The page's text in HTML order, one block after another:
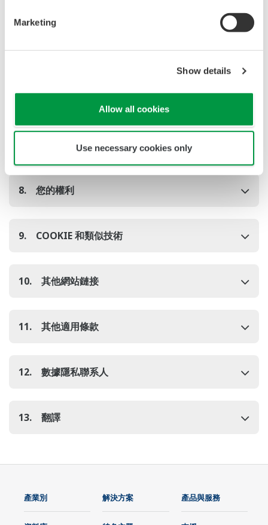
Marketing
Show details
Allow all cookies
Use necessary cookies only
5. 安全
7. 您個人數據的轉移
8. 您的權利
9. COOKIE 和類似技術
10. 其他網站鏈接
11. 其他適用條款
12. 數據隱私聯系人
13. 翻譯
產業別 解決方案 產品與服務